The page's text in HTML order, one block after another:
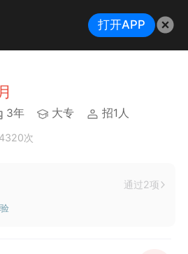
3年 大专 招1人
次
通过2项
打开APP